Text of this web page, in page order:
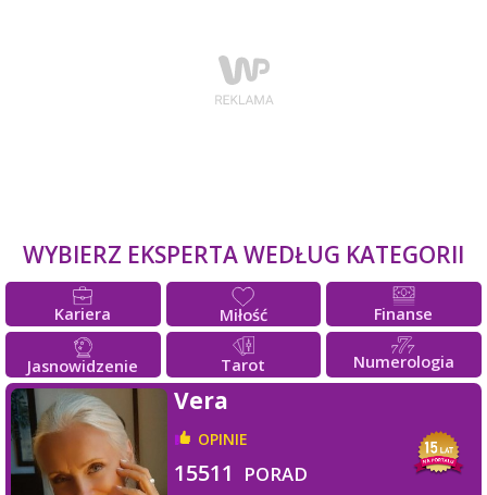
WYBIERZ EKSPERTA WEDŁUG KATEGORII
Kariera Miłość Finanse
Jasnowidzenie Tarot Numerologia
Vera
OPINIE
15511 PORAD